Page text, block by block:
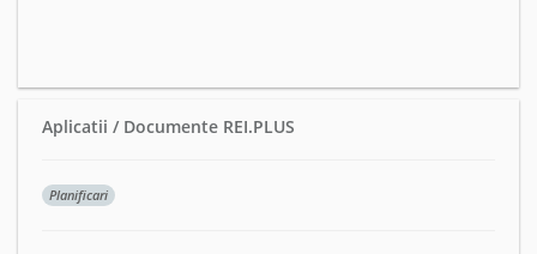
Aplicatii / Documente REI.PLUS
Planificari